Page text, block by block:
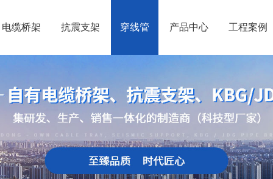
电缆桥架 抗震支架 穿线管 产品中心 工程案例